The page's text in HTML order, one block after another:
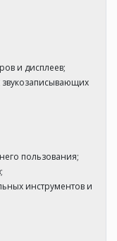
и дисплеев;
звукозаписывающих
пользования;
инструментов и